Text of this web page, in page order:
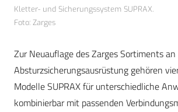
Kletter- und Sicherungssystem SUPRAX.
Foto: Zarges
Zur Neuauflage des Zarges Sortiments an
Absturzsicherungsausrüstung gehören
Modelle SUPRAX für unterschiedliche
kombinierbar mit passenden